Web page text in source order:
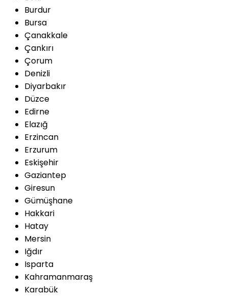
Burdur
Bursa
Çanakkale
Çankırı
Çorum
Denizli
Diyarbakır
Düzce
Edirne
Elazığ
Erzincan
Erzurum
Eskişehir
Gaziantep
Giresun
Gümüşhane
Hakkari
Hatay
Mersin
Iğdır
Isparta
Kahramanmaraş
Karabük